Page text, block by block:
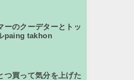
ーのクーデターとトッ
paing takhon
つ買って気分を上げた